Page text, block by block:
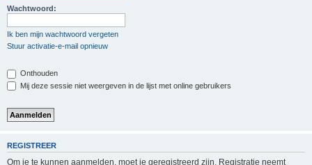
Wachtwoord:
Ik ben mijn wachtwoord vergeten
Stuur activatie-e-mail opnieuw
Onthouden
Mij deze sessie niet weergeven in de lijst met online gebruikers
REGISTREER
Om je te kunnen aanmelden, moet je geregistreerd zijn. Registratie neemt